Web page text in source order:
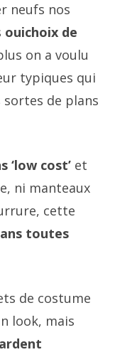
neufs nos
ouichoix de
on a voulu
typiques qui
de plans
‘low cost’ et
ni manteaux
cette
toutes
de costume
look, mais